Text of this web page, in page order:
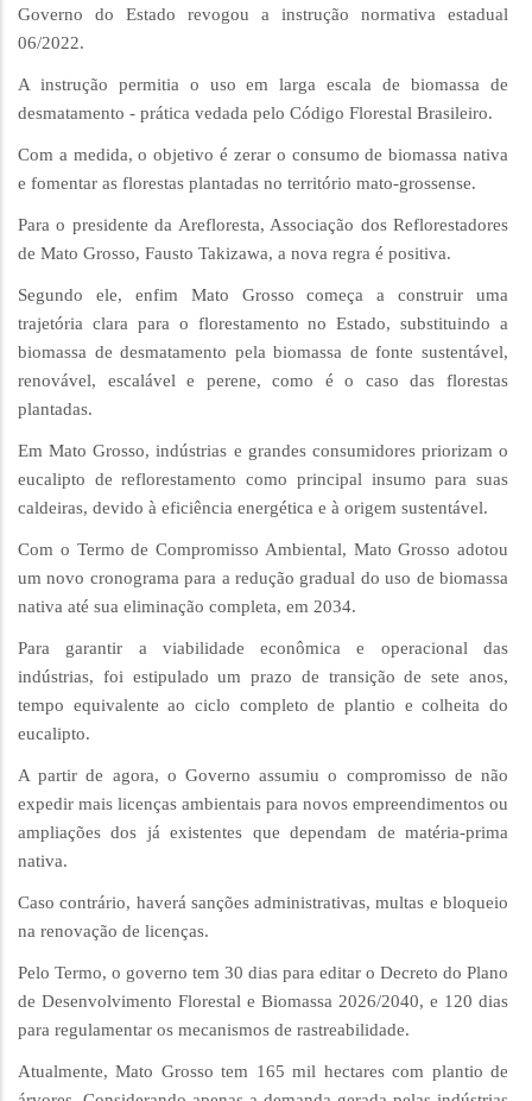
Governo do Estado revogou a instrução normativa estadual
06/2022.
A instrução permitia o uso em larga escala de biomassa de
desmatamento - prática vedada pelo Código Florestal Brasileiro.
Com a medida, o objetivo é zerar o consumo de biomassa nativa
e fomentar as florestas plantadas no território mato-grossense.
Para o presidente da Arefloresta, Associação dos Reflorestadores
de Mato Grosso, Fausto Takizawa, a nova regra é positiva.
Segundo ele, enfim Mato Grosso começa a construir uma
trajetória clara para o florestamento no Estado, substituindo a
biomassa de desmatamento pela biomassa de fonte sustentável,
renovável, escalável e perene, como é o caso das florestas
plantadas.
Em Mato Grosso, indústrias e grandes consumidores priorizam o
eucalipto de reflorestamento como principal insumo para suas
caldeiras, devido à eficiência energética e à origem sustentável.
Com o Termo de Compromisso Ambiental, Mato Grosso adotou
um novo cronograma para a redução gradual do uso de biomassa
nativa até sua eliminação completa, em 2034.
Para garantir a viabilidade econômica e operacional das
indústrias, foi estipulado um prazo de transição de sete anos,
tempo equivalente ao ciclo completo de plantio e colheita do
eucalipto.
A partir de agora, o Governo assumiu o compromisso de não
expedir mais licenças ambientais para novos empreendimentos ou
ampliações dos já existentes que dependam de matéria-prima
nativa.
Caso contrário, haverá sanções administrativas, multas e bloqueio
na renovação de licenças.
Pelo Termo, o governo tem 30 dias para editar o Decreto do Plano
de Desenvolvimento Florestal e Biomassa 2026/2040, e 120 dias
para regulamentar os mecanismos de rastreabilidade.
Atualmente, Mato Grosso tem 165 mil hectares com plantio de